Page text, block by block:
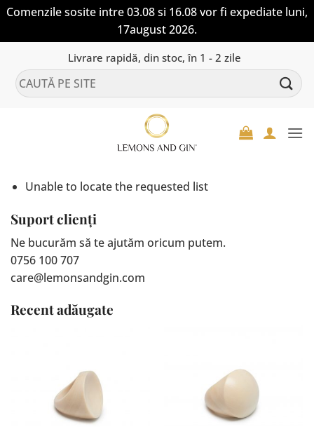
Comenzile sosite intre 03.08 si 16.08 vor fi expediate luni,
17august 2026.
content
Livrare rapidă, din stoc, în 1 - 2 zile
Caută
după:
Unable to locate the requested list
Suport clienți
Ne bucurăm să te ajutăm oricum putem.
0756 100 707
care@lemonsandgin.com
Recent adăugate